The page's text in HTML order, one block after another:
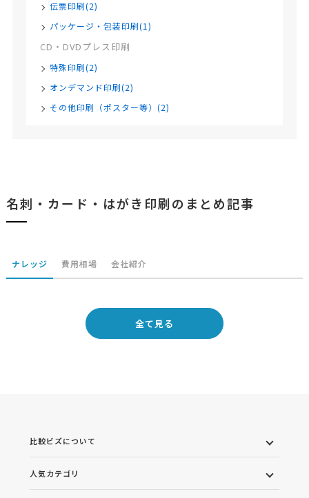
伝票印刷(2)
パッケージ・包装印刷(1)
CD・DVDプレス印刷
特殊印刷(2)
オンデマンド印刷(2)
その他印刷（ポスター等）(2)
名刺・カード・はがき印刷のまとめ記事
ナレッジ 費用相場 会社紹介
全て見る
比較ビズについて
人気カテゴリ